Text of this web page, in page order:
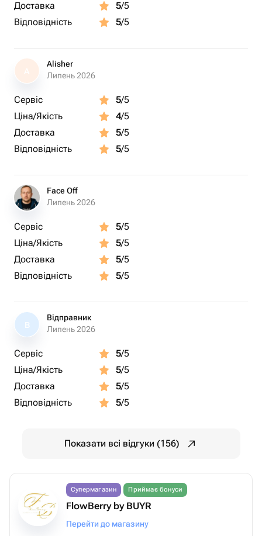
Доставка 5/5
Відповідність
5/5
A
Alisher
Липень 2026
Сервіс 5/5
Ціна/Якість
4/5
Доставка
5/5
Відповідність
5/5
Face Off
Липень 2026
Сервіс 5/5
Ціна/Якість
5/5
Доставка
5/5
Відповідність
5/5
В
Відправник
Липень 2026
Сервіс 5/5
Ціна/Якість
5/5
Доставка
5/5
Відповідність
5/5
Показати всі відгуки (156)
Супермагазин Приймає бонуси
FlowBerry by BUYR
Перейти до магазину